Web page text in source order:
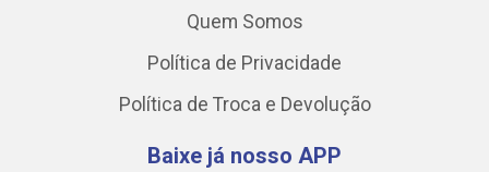
Quem Somos
Política de Privacidade
Política de Troca e Devolução
Baixe já nosso APP